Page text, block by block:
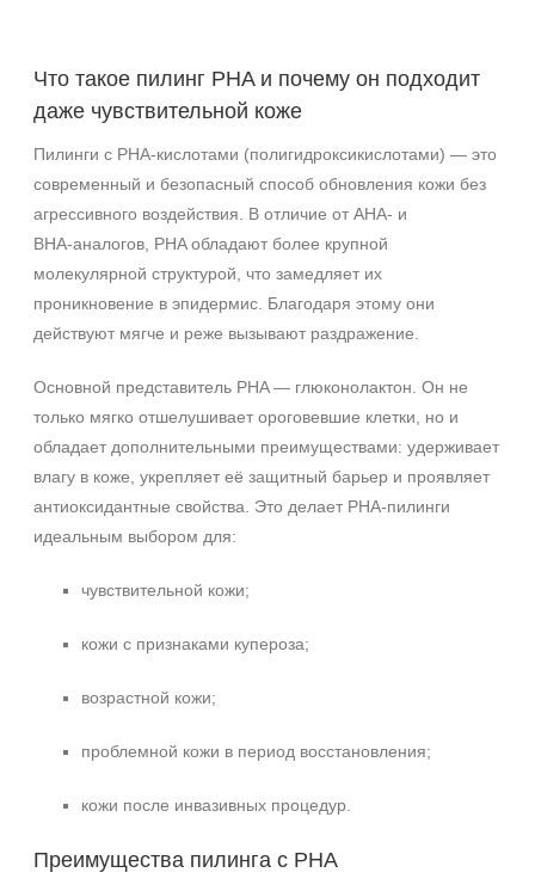
Что такое пилинг PHA и почему он подходит
даже чувствительной коже
Пилинги с PHA‑кислотами (полигидроксикислотами) — это
современный и безопасный способ обновления кожи без
агрессивного воздействия. В отличие от AHA- и
BHA‑аналогов, PHA обладают более крупной
молекулярной структурой, что замедляет их
проникновение в эпидермис. Благодаря этому они
действуют мягче и реже вызывают раздражение.
Основной представитель PHA — глюконолактон. Он не
только мягко отшелушивает ороговевшие клетки, но и
обладает дополнительными преимуществами: удерживает
влагу в коже, укрепляет её защитный барьер и проявляет
антиоксидантные свойства. Это делает PHA‑пилинги
идеальным выбором для:
чувствительной кожи;
кожи с признаками купероза;
возрастной кожи;
проблемной кожи в период восстановления;
кожи после инвазивных процедур.
Преимущества пилинга с PHA